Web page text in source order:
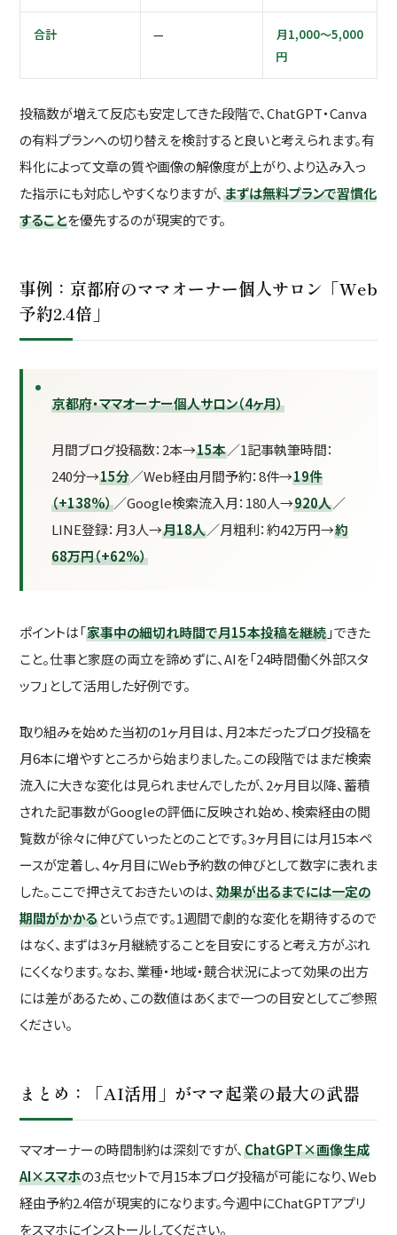
合計 —
月1,000〜5,000
円
投稿数が増えて反応も安定してきた段階で、ChatGPT・Canva
の有料プランへの切り替えを検討すると良いと考えられます。有
料化によって文章の質や画像の解像度が上がり、より込み入っ
た指示にも対応しやすくなりますが、 まずは無料プランで習慣化
することを優先するのが現実的です。
事例：京都府のママオーナー個人サロン「Web
予約2.4倍」
京都府・ママオーナー個人サロン（4ヶ月）
月間ブログ投稿数：2本→15本／1記事執筆時間：
240分→15分／Web経由月間予約：8件→19件
（+138%）／Google検索流入月：180人→920人／
LINE登録：月3人→月18人／月粗利：約42万円→約
68万円（+62%）
ポイントは「家事中の細切れ時間で月15本投稿を継続 」できた
こと。仕事と家庭の両立を諦めずに、AIを「24時間働く外部スタ
ッフ」として活用した好例です。
取り組みを始めた当初の1ヶ月目は、月2本だったブログ投稿を
月6本に増やすところから始まりました。この段階ではまだ検索
流入に大きな変化は見られませんでしたが、2ヶ月目以降、蓄積
された記事数がGoogleの評価に反映され始め、検索経由の閲
覧数が徐々に伸びていったとのことです。3ヶ月目には月15本ペ
ースが定着し、4ヶ月目にWeb予約数の伸びとして数字に表れま
した。ここで押さえておきたいのは、 効果が出るまでには一定の
期間がかかるという点です。1週間で劇的な変化を期待するので
はなく、まずは3ヶ月継続することを目安にすると考え方がぶれ
にくくなります。なお、業種・地域・競合状況によって効果の出方
には差があるため、この数値はあくまで一つの目安としてご参照
ください。
まとめ：「AI活用」がママ起業の最大の武器
ママオーナーの時間制約は深刻ですが、 ChatGPT×画像生成
AI×スマホの3点セットで月15本ブログ投稿が可能になり、Web
経由予約2.4倍が現実的になります。今週中にChatGPTアプリ
をスマホにインストールしてください。